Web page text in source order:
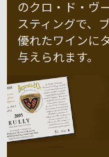
のクロ・ド・ヴ
スティングで、
優れたワインに
与えられます。